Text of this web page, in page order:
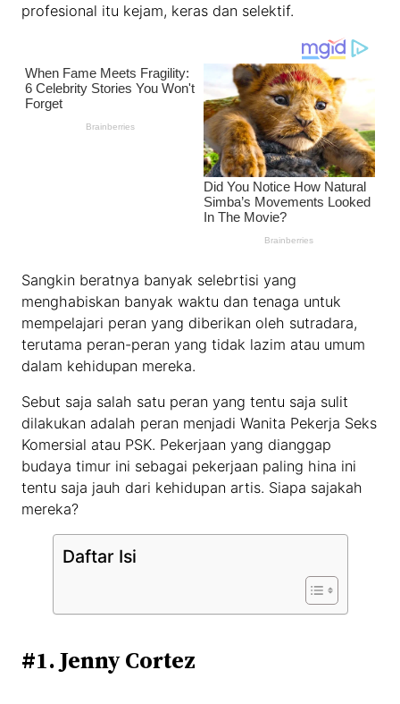
profesional itu kejam, keras dan selektif.
Sangkin beratnya banyak selebrtisi yang
menghabiskan banyak waktu dan tenaga untuk
mempelajari peran yang diberikan oleh sutradara,
terutama peran-peran yang tidak lazim atau umum
dalam kehidupan mereka.
Sebut saja salah satu peran yang tentu saja sulit
dilakukan adalah peran menjadi Wanita Pekerja Seks
Komersial atau PSK. Pekerjaan yang dianggap
budaya timur ini sebagai pekerjaan paling hina ini
tentu saja jauh dari kehidupan artis. Siapa sajakah
mereka?
Daftar Isi
#1. Jenny Cortez